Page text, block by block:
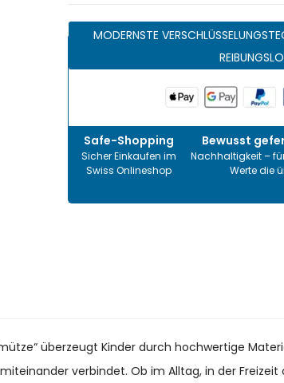
MODERNSTE
Safe-Shopping
Sicher Einkaufen im
Swiss Onlineshop
Bewusst
Nachhaltigkeit –
Werte die
überzeugt Kinder durch hochwertige
verbindet. Ob im Alltag, in der Freizeit